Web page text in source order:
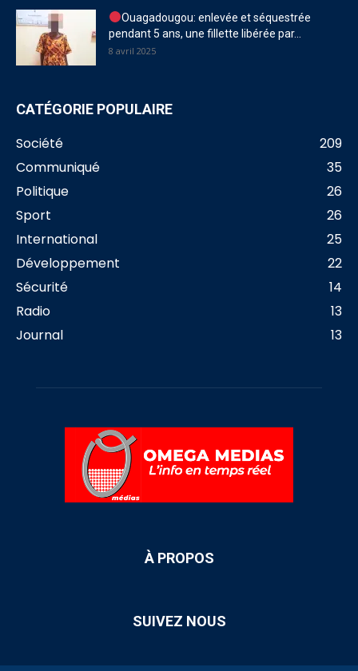
Ouagadougou: enlevée et séquestrée
pendant 5 ans, une fillette libérée par...
8 avril 2025
CATÉGORIE POPULAIRE
Société
209
Communiqué
35
Politique
26
Sport
26
International
25
Développement
22
Sécurité
14
Radio
13
Journal
13
À PROPOS
SUIVEZ NOUS